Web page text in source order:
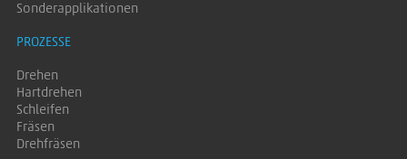
Sonderapplikationen
PROZESSE
Drehen
Hartdrehen
Schleifen
Fräsen
Drehfräsen